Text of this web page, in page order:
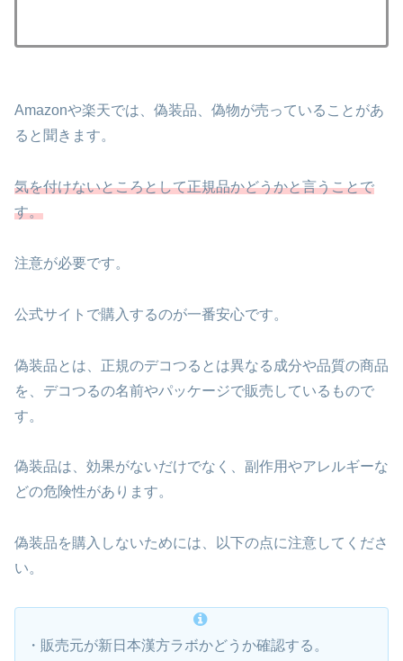
Amazonや楽天では、偽装品、偽物が売っていることがあ
ると聞きます。
気を付けないところとして正規品かどうかと言うことで
す。
注意が必要です。
公式サイトで購入するのが一番安心です。
偽装品とは、正規のデコつるとは異なる成分や品質の商品
を、デコつるの名前やパッケージで販売しているもので
す。
偽装品は、効果がないだけでなく、副作用やアレルギーな
どの危険性があります。
偽装品を購入しないためには、以下の点に注意してくださ
い。
・販売元が新日本漢方ラボかどうか確認する。